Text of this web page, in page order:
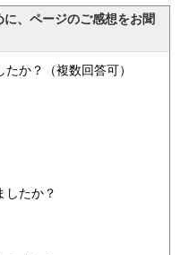
、ページのご感想をお聞
か？（複数回答可）
したか？